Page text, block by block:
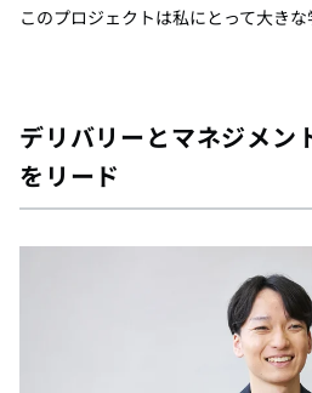
このプロジェクトは私にとって大きな
デリバリーとマネジメン
をリード